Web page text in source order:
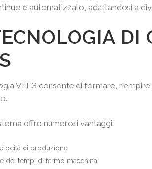
e automatizzato, adattandosi a
DI
VFFS consente di formare,
offre numerosi vantaggi:
di produzione
dei tempi di fermo macchina